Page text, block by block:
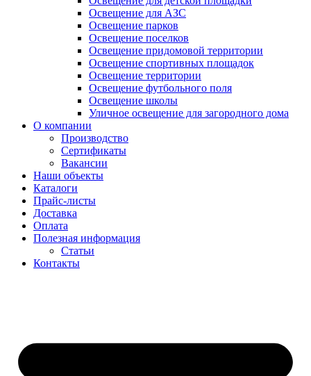
Освещение для АЗС
Освещение парков
Освещение поселков
Освещение придомовой территории
Освещение спортивных площадок
Освещение территории
Освещение футбольного поля
Освещение школы
Уличное освещение для загородного дома
О компании
Производство
Сертификаты
Вакансии
Наши объекты
Каталоги
Прайс-листы
Доставка
Оплата
Полезная информация
Статьи
Контакты